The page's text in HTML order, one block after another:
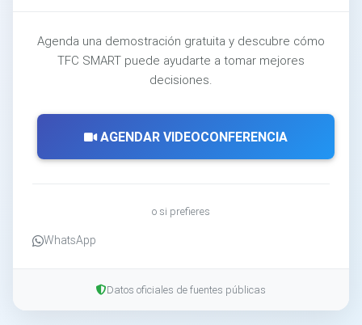
Agenda una demostración gratuita y descubre cómo
TFC SMART puede ayudarte a tomar mejores
decisiones.
AGENDAR VIDEOCONFERENCIA
o si prefieres
WhatsApp
Datos oficiales de fuentes públicas